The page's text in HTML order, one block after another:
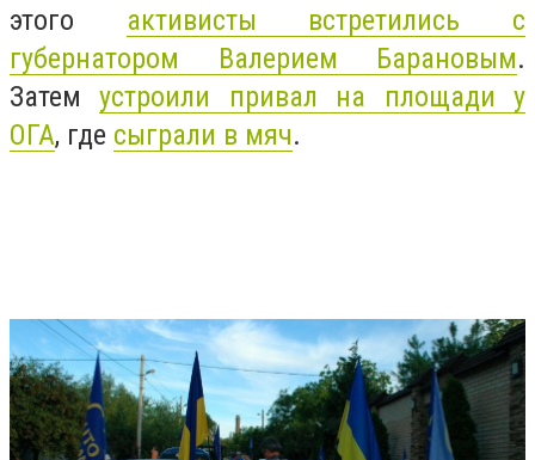
этого активисты встретились с
губернатором Валерием Барановым.
Затемустроили привал на площади у
ОГА, где сыграли в мяч.